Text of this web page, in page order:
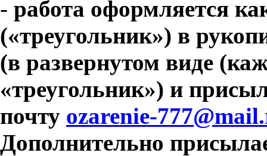
- работа оформляется
(«треугольник») в
(в развернутом виде
«треугольник») и
почту ozarenie-
Дополнительно